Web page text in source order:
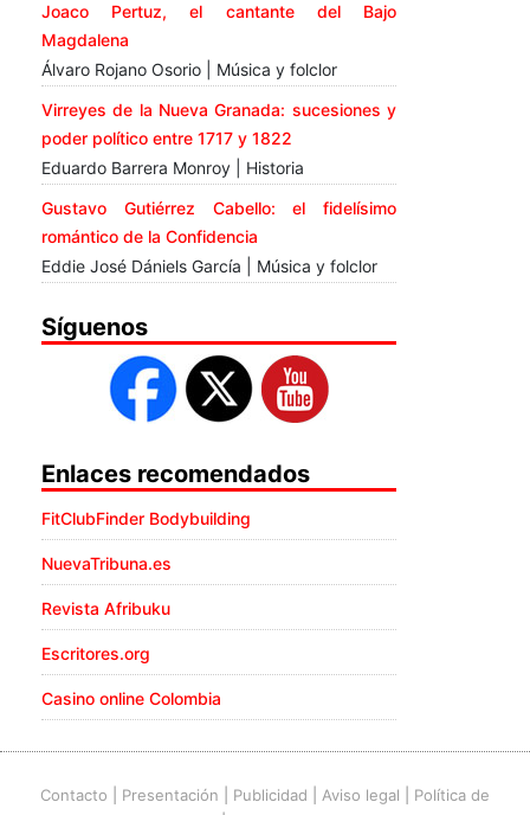
Joaco Pertuz, el cantante del Bajo
Magdalena
Álvaro Rojano Osorio | Música y folclor
Virreyes de la Nueva Granada: sucesiones y
poder político entre 1717 y 1822
Eduardo Barrera Monroy | Historia
Gustavo Gutiérrez Cabello: el fidelísimo
romántico de la Confidencia
Eddie José Dániels García | Música y folclor
Síguenos
Enlaces recomendados
FitClubFinder Bodybuilding
NuevaTribuna.es
Revista Afribuku
Escritores.org
Casino online Colombia
Contacto Presentación Publicidad Aviso legal
Política de